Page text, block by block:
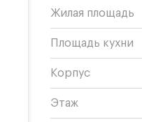
Жилая площадь
Площадь кухни
Корпус
Этаж